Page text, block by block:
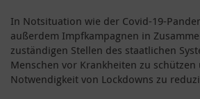
In Notsituation wie der Covid-19-
außerdem Impfkampagnen in
zuständigen Stellen des staatlichen
Menschen vor Krankheiten zu schützen
Notwendigkeit von Lockdowns zu